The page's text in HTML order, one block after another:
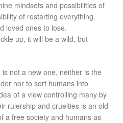
mindsets and possibilities of
of restarting everything.
loved ones to lose.
up, it will be a wild, but
not a new one, neither is the
nor to sort humans into
of a view controlling many by
rulership and cruelties is an old
a free society and humans as